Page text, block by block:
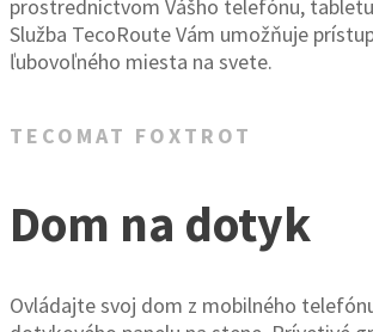
prostredníctvom Vášho telefónu,
Služba TecoRoute Vám umožňuje
ľubovoľného miesta na svete.
TECOMAT FOXTROT
Dom na dotyk
Ovládajte svoj dom z mobilného